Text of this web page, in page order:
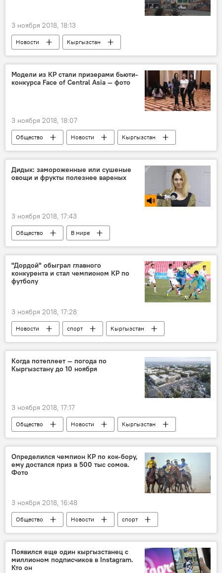
3 ноября 2018, 18:13
Новости
Кыргызстан
Происшествия
Бишкек
пожар
тушение
Модели из КР стали призерами бьюти-
конкурса Face of Central Asia — фото
3 ноября 2018, 18:07
Общество Новости
Кыргызстан
Культура
Душанбе
конкурс красоты
модель
Дидык: замороженные или сушеные
овощи и фрукты полезнее вареных
3 ноября 2018, 17:43
Общество
В мире
Радио Sputnik Кыргызстан
витамины
фрукты
овощи
"Дордой" обыграл главного
конкурента и стал чемпионом КР по
футболу
3 ноября 2018, 17:28
Новости спорт
Кыргызстан
ФК Дордой
ФК Алай
футбол
Когда потеплеет — погода по
Кыргызстану до 10 ноября
3 ноября 2018, 17:17
Общество Новости
Кыргызстан
погода
прогноз погоды
Определился чемпион КР по кок-бору,
ему достался приз в 500 тыс сомов.
Фото
3 ноября 2018, 16:48
Общество Новости
спорт
Кыргызстан
Чуйская область
Дастанбек Джумабеков
Сооронбай Жээнбеков
чемпионат
Появился еще один кыргызстанец с
миллионом подписчиков в Instagram.
Кто он